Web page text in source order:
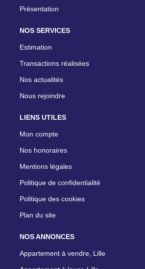
Présentation
NOS SERVICES
Estimation
Transactions réalisées
Nos actualités
Nous rejoindre
LIENS UTILES
Mon compte
Nos honoraires
Mentions légales
Politique de confidentialité
Politique des cookies
Plan du site
NOS ANNONCES
Appartement à vendre, Lille